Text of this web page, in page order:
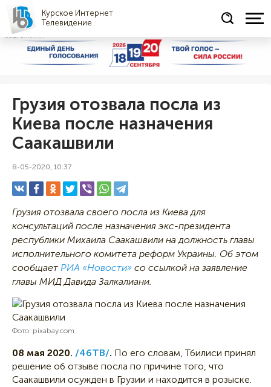
Курское Интернет
Телевидение
СОЦРЕКЛАМА
Грузия отозвала посла из
Киева после назначения
Саакашвили
8-05-2020, 10:37
Грузия отозвала своего посла из Киева для
консультаций после назначения экс-президента
республики Михаила Саакашвили на должность главы
исполнительного комитета реформ Украины. Об этом
сообщает РИА «Новости» со ссылкой на заявление
главы МИД Давида Залкалиани.
Фото: pixabay.com
08 мая 2020. /46ТВ/. По его словам, Тбилиси принял
решение об отзыве посла по причине того, что
Саакашвили осужден в Грузии и находится в розыске.